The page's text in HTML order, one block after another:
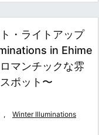
・ライトアップ
in Ehime
マンチックな雰
ポット〜
, Winter Illuminations